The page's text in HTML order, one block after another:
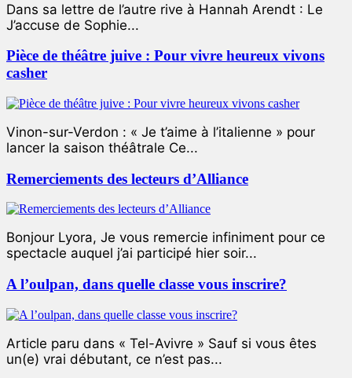
Dans sa lettre de l’autre rive à Hannah Arendt : Le
J’accuse de Sophie...
Pièce de théâtre juive : Pour vivre heureux vivons
casher
Vinon-sur-Verdon : « Je t’aime à l’italienne » pour
lancer la saison théâtrale Ce...
Remerciements des lecteurs d’Alliance
Bonjour Lyora, Je vous remercie infiniment pour ce
spectacle auquel j’ai participé hier soir...
A l’oulpan, dans quelle classe vous inscrire?
Article paru dans « Tel-Avivre » Sauf si vous êtes
un(e) vrai débutant, ce n’est pas...